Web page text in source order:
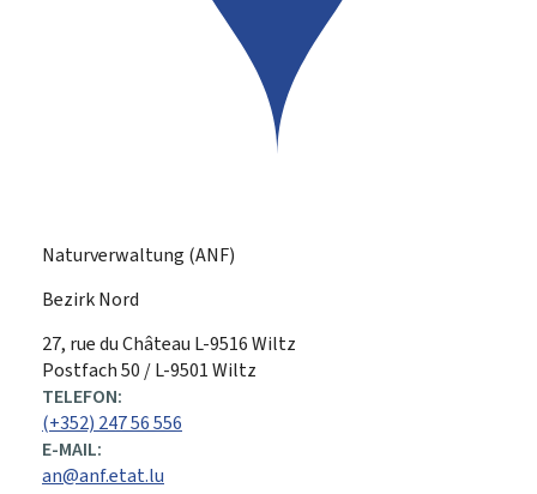
Naturverwaltung (ANF)
Bezirk Nord
ADRESSE:
27, rue du Château L-9516Wiltz
Postfach 50 / L-9501 Wiltz
TELEFON:
(+352) 247 56 556
E-MAIL:
an@anf.etat.lu